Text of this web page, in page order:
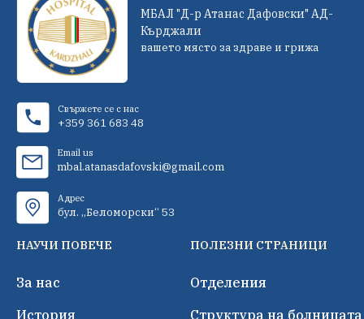
МБАЛ "Д-р Атанас Дафовски" АД-
Кърджали
вашето място за здраве и грижа
Свържете се с нас
+359 361 683 48
Email us
mbal.atanasdafovski@gmail.com
Адрес
бул. „Беломорски“ 53
НАУЧИ ПОВЕЧЕ
За нас
История
ПОЛЕЗНИ СТРАНИЦИ
Отделения
Структура на болницата